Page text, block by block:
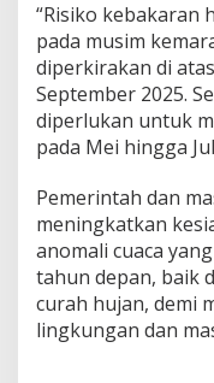
“Risiko kebakaran
pada musim
diperkirakan di
September 2025.
diperlukan untuk
pada Mei hingga
Pemerintah dan
meningkatkan
anomali cuaca
tahun depan, baik
curah hujan, demi
lingkungan dan